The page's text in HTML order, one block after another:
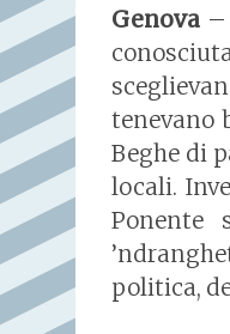
Genova –
tenevano
Beghe di
locali.
Ponente
politica,